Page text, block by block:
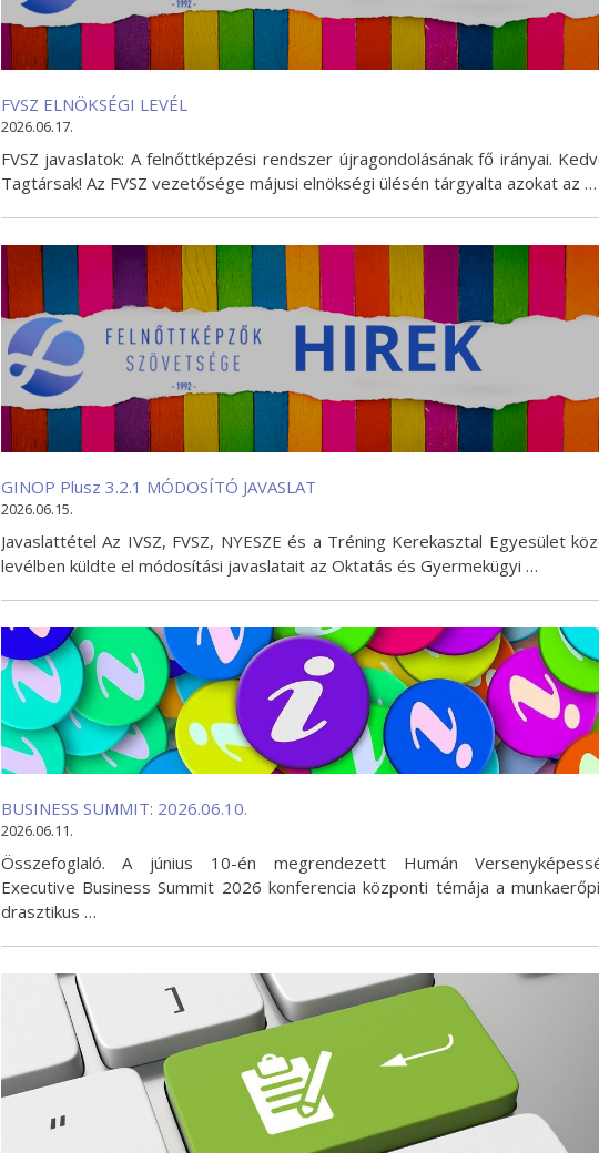
FVSZ ELNÖKSÉGI LEVÉL
2026.06.17.
FVSZ javaslatok: A felnőttképzési rendszer újragondolásának fő irányai.
Tagtársak! Az FVSZ vezetősége májusi elnökségi ülésén tárgyalta azokat az …
GINOP Plusz 3.2.1 MÓDOSÍTÓ JAVASLAT
2026.06.15.
Javaslattétel Az IVSZ, FVSZ, NYESZE és a Tréning Kerekasztal Egyesület
levélben küldte el módosítási javaslatait az Oktatás és Gyermekügyi …
BUSINESS SUMMIT: 2026.06.10.
2026.06.11.
Összefoglaló. A június 10-én megrendezett Humán
Executive Business Summit 2026 konferencia központi témája a
drasztikus …